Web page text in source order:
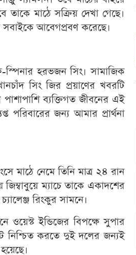
তাকে মাঠে সক্রিয় দেখা গেছে।
সবাইকে আবেগপ্রবণ করেছে।
হরভজন সিং। সামাজিক
সিং জির প্রয়াণের খবরটি
ব্যক্তিগত জীবনের এই
পরিবারের জন্য আমার প্রার্থনা
মাঠে নেমে তিনি মাত্র ২৪ রান
ম্যাচে তাকে একাদশের
রিংকুর সামনে।
ওয়েস্ট ইন্ডিজের বিপক্ষে সুপার
নিশ্চিত করতে দুই দলের জন্যই